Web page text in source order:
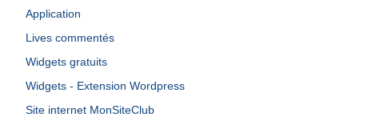
Application
Lives commentés
Widgets gratuits
Widgets - Extension Wordpress
Site internet MonSiteClub